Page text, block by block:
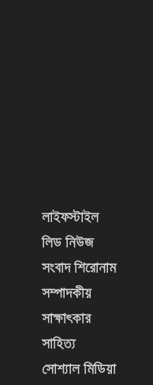
লাইফস্টাইল
লিড নিউজ
সংবাদ শিরোনাম
সম্পাদকীয়
সাক্ষাৎকার
সাহিত্য
সোশ্যাল মিডিয়া